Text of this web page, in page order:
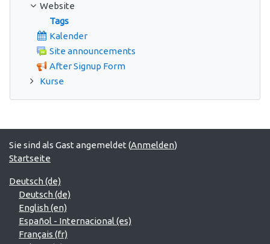
Website
Tags
Kalender
Site announcements
After Signup Form
Kurse
Sie sind als Gast angemeldet (Anmelden)
Startseite
Deutsch ‎(de)‎
Deutsch ‎(de)‎
English ‎(en)‎
Español - Internacional ‎(es)‎
Français ‎(fr)‎